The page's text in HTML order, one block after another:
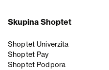
Skupina Shoptet
Shoptet Univerzita
Shoptet Pay
Shoptet Podpora